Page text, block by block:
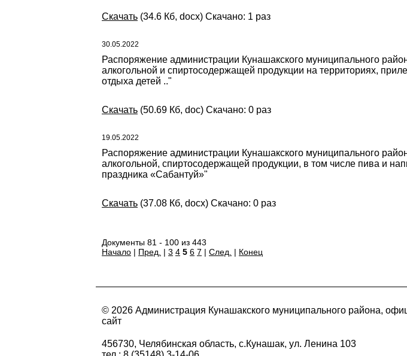
Скачать (34.6 Кб, docx) Скачано: 1 раз
30.05.2022
Распоряжение администрации Кунашакского муниципального
алкогольной и спиртосодержащей продукции на территориях,
отдыха детей .."
Скачать (50.69 Кб, doc) Скачано: 0 раз
19.05.2022
Распоряжение администрации Кунашакского муниципального
алкогольной, спиртосодержащей продукции, в том числе пива и
праздника «Сабантуй»"
Скачать (37.08 Кб, docx) Скачано: 0 раз
Документы 81 - 100 из 443
Начало | Пред. | 3 4 5 6 7 | След. | Конец
© 2026 Администрация Кунашакского муниципального района,
сайт
456730, Челябинская область, с.Кунашак, ул. Ленина 103